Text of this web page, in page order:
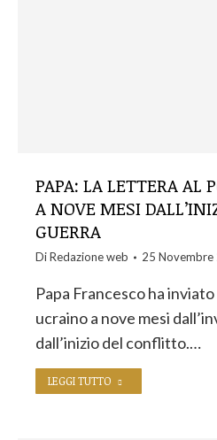
PAPA: LA LETTERA AL
A NOVE MESI
GUERRA
DiRedazione web 25 Novembre
Papa Francesco ha
ucraino a nove mesi
dall’inizio del conflitto.…
LEGGI TUTTO